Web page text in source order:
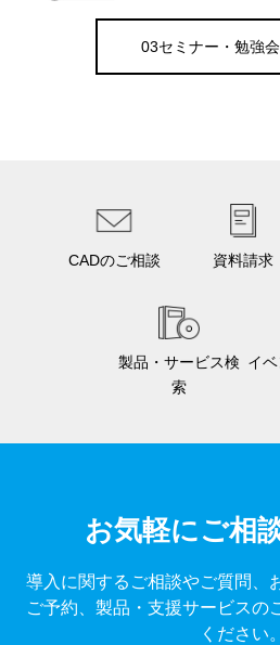
03セミナー・勉強
CADのご相談 資料請求
製品・サービス検
索
イ
お気軽にご相
導入に関するご相談やご質問、
ご予約、製品・支援サービスの
ください。